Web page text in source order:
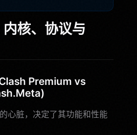
核、协议与
Premium vs
心脏，决定了其功能和性能